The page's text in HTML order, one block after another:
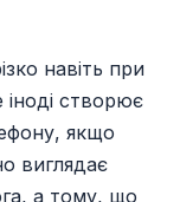
навіть при
іноді створює
якщо
виглядає
а тому, що